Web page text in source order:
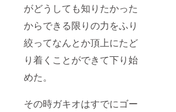
がどうしても知りたかった
からできる限りの力をふり
絞ってなんとか頂上にたど
り着くことができて下り始
めた。
その時ガキオはすでにゴー